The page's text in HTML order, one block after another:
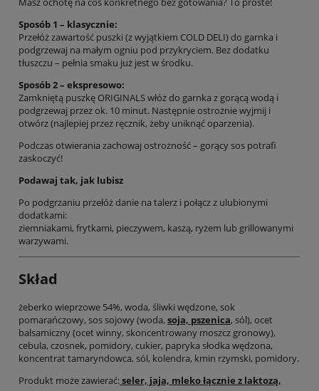
Sposób 1 – klasycznie:
Przełóż zawartość puszki (z wyjątkiem COLD DELI) do garnka i
podgrzewaj na małym ogniu pod przykryciem. Bez dodatku
tłuszczu – pełnia smaku już jest w środku.
Sposób 2 – ekspresowo:
Zamkniętą puszkę ORIGINALS włóż do garnka z gorącą wodą i
podgrzewaj przez ok. 10 minut. Następnie ostrożnie wyjmij i
otwórz (najlepiej przez ręcznik, żeby uniknąć oparzenia).
Podczas otwierania zachowaj ostrożność – gorący sos potrafi
zaskoczyć!
Podawaj tak, jak lubisz
Po podgrzaniu przełóż danie na talerz i połącz z ulubionymi
dodatkami:
ziemniakami, frytkami, pieczywem, kaszą, ryżem lub grillowanymi
warzywami.
Skład
żeberko wieprzowe 54%, woda, śliwki wędzone, sok
pomarańczowy, sos sojowy (woda, soja, pszenica, sól), ocet
balsamiczny (ocet winny, skoncentrowany moszcz gronowy),
cebula, czosnek, pomidory, cukier, papryka słodka wędzona,
koncentrat tamaryndowca, sól, kolendra, kmin rzymski, pomidory.
Produkt może zawierać:seler, jaja, mleko łącznie z laktozą,